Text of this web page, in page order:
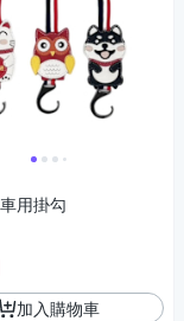
用掛勾
加入購物車